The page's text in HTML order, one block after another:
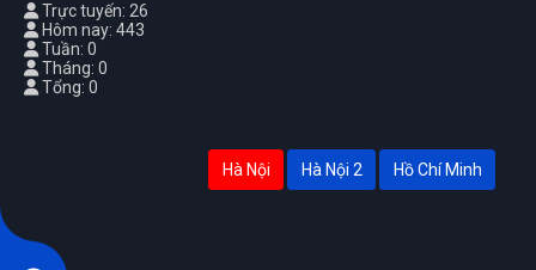
Trực tuyến: 26
Hôm nay: 443
Tuần: 0
Tháng: 0
Tổng: 0
Hà Nội Hà Nội 2 Hồ Chí Minh